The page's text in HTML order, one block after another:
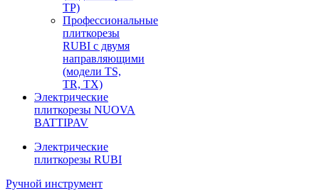
TP)
Профессиональные
плиткорезы
RUBI с двумя
направляющими
(модели TS,
TR, TX)
Электрические
плиткорезы NUOVA
BATTIPAV
Электрические
плиткорезы RUBI
Ручной инструмент